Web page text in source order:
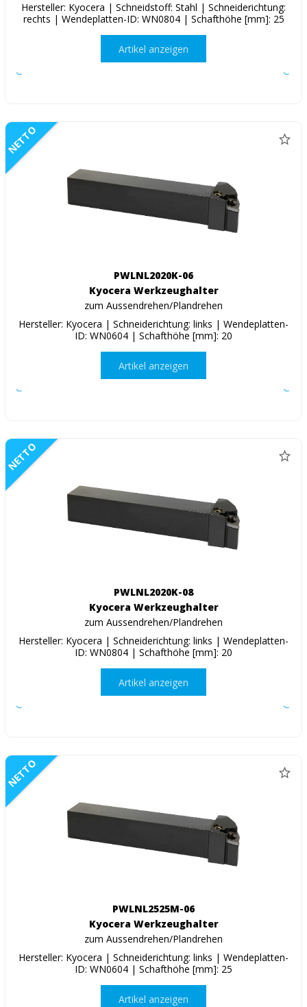
Hersteller: Kyocera | Schneidstoff: Stahl | Schneiderichtung:
rechts | Wendeplatten-ID: WN0804 | Schafthöhe [mm]: 25
Artikel anzeigen
NETTO
PWLNL2020K-06
Kyocera Werkzeughalter
zum Aussendrehen/Plandrehen
Hersteller: Kyocera | Schneiderichtung: links | Wendeplatten-
ID: WN0604 | Schafthöhe [mm]: 20
Artikel anzeigen
NETTO
PWLNL2020K-08
Kyocera Werkzeughalter
zum Aussendrehen/Plandrehen
Hersteller: Kyocera | Schneiderichtung: links | Wendeplatten-
ID: WN0804 | Schafthöhe [mm]: 20
Artikel anzeigen
NETTO
PWLNL2525M-06
Kyocera Werkzeughalter
zum Aussendrehen/Plandrehen
Hersteller: Kyocera | Schneiderichtung: links | Wendeplatten-
ID: WN0604 | Schafthöhe [mm]: 25
Artikel anzeigen